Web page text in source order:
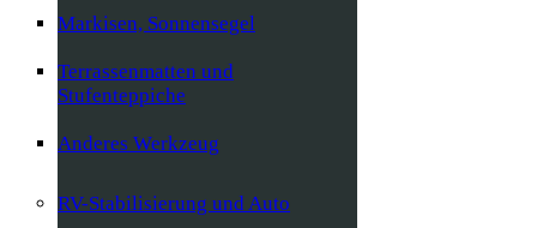
Markisen, Sonnensegel
Terrassenmatten und
Stufenteppiche
Anderes Werkzeug
RV-Stabilisierung und Auto